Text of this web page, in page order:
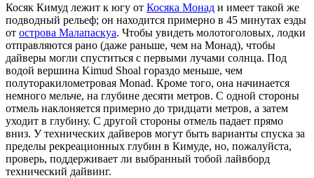
Косяк Кимуд лежит к югу от Косяка Монад и имеет такой же
подводный рельеф; он находится примерно в 45 минутах езды
от острова Малапаскуа. Чтобы увидеть молотоголовых, лодки
отправляются рано (даже раньше, чем на Монад), чтобы
дайверы могли спуститься с первыми лучами солнца. Под
водой вершина Kimud Shoal гораздо меньше, чем
полуторакилометровая Monad. Кроме того, она начинается
немного мельче, на глубине десяти метров. С одной стороны
отмель наклоняется примерно до тридцати метров, а затем
уходит в глубину. С другой стороны отмель падает прямо
вниз. У технических дайверов могут быть варианты спуска за
пределы рекреационных глубин в Кимуде, но, пожалуйста,
проверь, поддерживает ли выбранный тобой лайвборд
технический дайвинг.